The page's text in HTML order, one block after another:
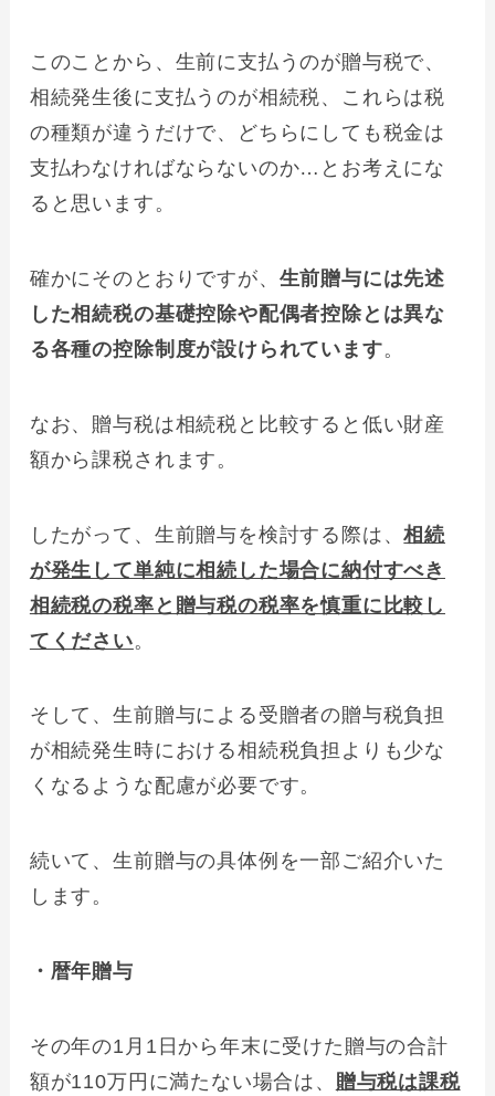
このことから、生前に支払うのが贈与税で、
相続発生後に支払うのが相続税、これらは税
の種類が違うだけで、どちらにしても税金は
支払わなければならないのか…とお考えにな
ると思います。
確かにそのとおりですが、 生前贈与には先述
した相続税の基礎控除や配偶者控除とは異な
る各種の控除制度が設けられています。
なお、贈与税は相続税と比較すると低い財産
額から課税されます。
したがって、生前贈与を検討する際は、相続
が発生して単純に相続した場合に納付すべき
相続税の税率と贈与税の税率を慎重に比較し
てください。
そして、生前贈与による受贈者の贈与税負担
が相続発生時における相続税負担よりも少な
くなるような配慮が必要です。
続いて、生前贈与の具体例を一部ご紹介いた
します。
・暦年贈与
その年の1月1日から年末に受けた贈与の合計
額が110万円に満たない場合は、 贈与税は課税